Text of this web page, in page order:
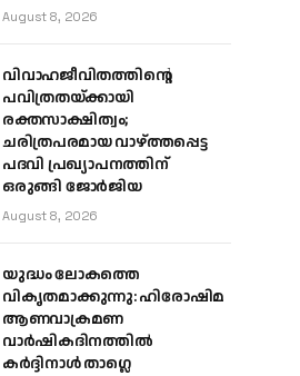
August 8, 2026
വിവാഹജീവിതത്തിന്റെ
പവിത്രതയ്ക്കായി
രക്തസാക്ഷിത്വം;
ചരിത്രപരമായ വാഴ്ത്തപ്പെട്ട
പദവി പ്രഖ്യാപനത്തിന്
ഒരുങ്ങി ജോര്‍ജിയ
August 8, 2026
യുദ്ധം ലോകത്തെ
വികൃതമാക്കുന്നു: ഹിരോഷിമ
ആണവാക്രമണ
വാർഷികദിനത്തിൽ
കർദ്ദിനാൾ താഗ്ലെ